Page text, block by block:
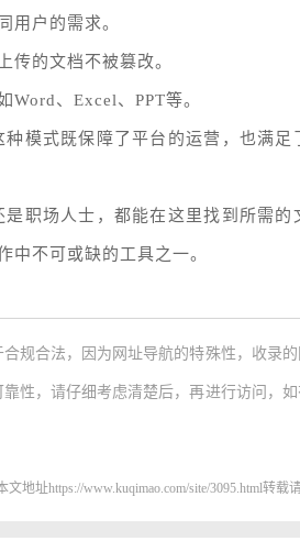
用户的需求。
传的文档不被篡改。
、Excel、PPT等。
模式既保障了平台的运营，也满足
职场人士，都能在这里找到所需的
中不可或缺的工具之一。
规合法，因为网址导航的特殊性，收录
性，请仔细考虑清楚后，再进行访问，
文地址https://www.kuqimao.com/site/3095.html转载